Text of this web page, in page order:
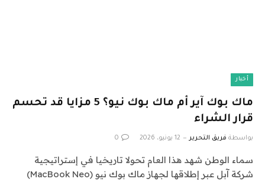
أخبار
ماك بوك آير أم ماك بوك نيو؟ 5 مزايا قد تحسم
قرار الشراء
بواسطة فريق التحرير 12 يونيو، 2026 0
سماء الوطن شهد هذا العام تحولا تاريخيا في إستراتيجية
شركة آبل عبر إطلاقها لجهاز ماك بوك نيو (MacBook Neo)